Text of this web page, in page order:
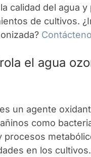
calidad del agua
de cultivos.
el agua
un agente
como
procesos
en los cultivos.